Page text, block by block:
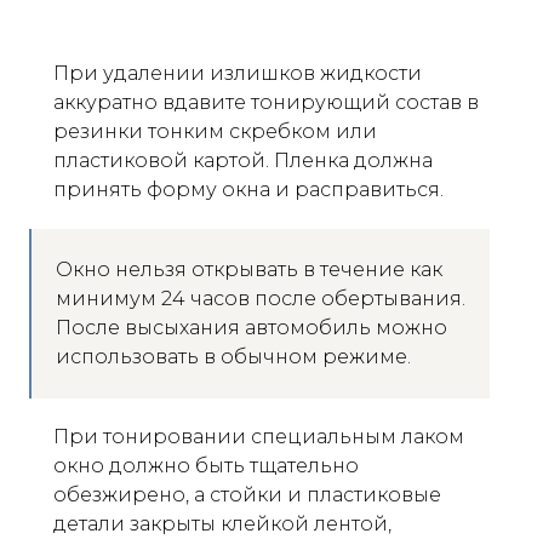
При удалении излишков жидкости
аккуратно вдавите тонирующий состав в
резинки тонким скребком или
пластиковой картой. Пленка должна
принять форму окна и расправиться.
Окно нельзя открывать в течение как
минимум 24 часов после обертывания.
После высыхания автомобиль можно
использовать в обычном режиме.
При тонировании специальным лаком
окно должно быть тщательно
обезжирено, а стойки и пластиковые
детали закрыты клейкой лентой,